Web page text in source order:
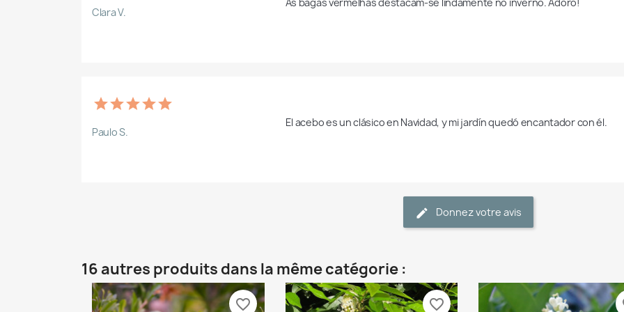
Clara V.
Paulo S.
El acebo es un clásico en Navidad, y mi jardín quedó encantador con él.
Donnez votre avis
16 autres produits dans la même catégorie :
favorite_border favorite_border